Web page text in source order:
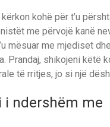
kohë për t’u
me përvojë kanë
mësuar me mjediset dhe
Prandaj, shikojeni këtë
të rritjes, jo si një
i ndershëm me